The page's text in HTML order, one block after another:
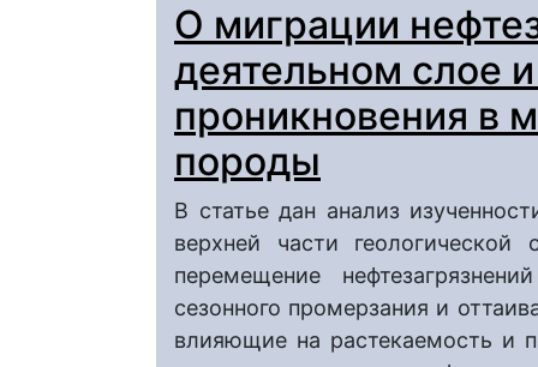
О миграции
деятельном слое
проникновения в
породы
В статье дан анализ
верхней части
перемещение
сезонного промерзания и
влияющие на растекаемость и